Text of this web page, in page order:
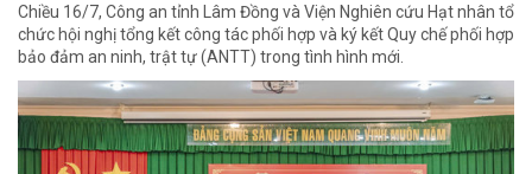
Chiều 16/7, Công an tỉnh Lâm Đồng và Viện Nghiên cứu Hạt nhân tổ
chức hội nghị tổng kết công tác phối hợp và ký kết Quy chế phối hợp
bảo đảm an ninh, trật tự (ANTT) trong tình hình mới.